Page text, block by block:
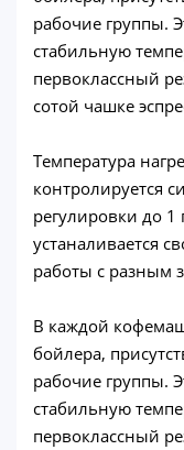
рабочие группы.
стабильную
первоклассный
сотой чашке
Температура
контролируется
регулировки до 1
устаналивается
работы с разным
В каждой
бойлера,
рабочие группы.
стабильную
первоклассный